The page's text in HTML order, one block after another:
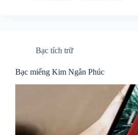
Bạc tích trữ
Bạc miếng Kim Ngân Phúc